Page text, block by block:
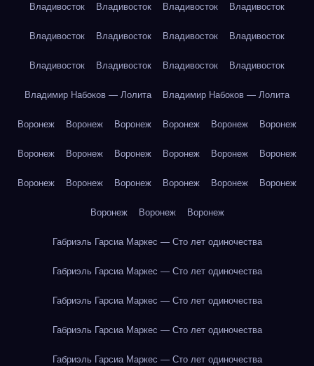
Владивосток Владивосток Владивосток Владивосток
Владивосток Владивосток Владивосток Владивосток
Владивосток Владивосток Владивосток Владивосток
Владимир Набоков — Лолита Владимир Набоков — Лолита
Воронеж Воронеж Воронеж Воронеж Воронеж Воронеж
Воронеж Воронеж Воронеж Воронеж Воронеж Воронеж
Воронеж Воронеж Воронеж Воронеж Воронеж Воронеж
Воронеж Воронеж Воронеж
Габриэль Гарсиа Маркес — Сто лет одиночества
Габриэль Гарсиа Маркес — Сто лет одиночества
Габриэль Гарсиа Маркес — Сто лет одиночества
Габриэль Гарсиа Маркес — Сто лет одиночества
Габриэль Гарсиа Маркес — Сто лет одиночества